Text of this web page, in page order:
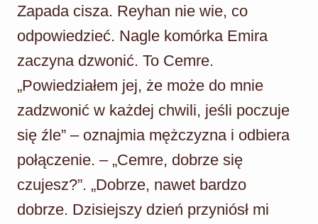
Zapada cisza. Reyhan nie wie, co
odpowiedzieć. Nagle komórka Emira
zaczyna dzwonić. To Cemre.
„Powiedziałem jej, że może do mnie
zadzwonić w każdej chwili, jeśli poczuje
się źle” – oznajmia mężczyzna i odbiera
połączenie. – „Cemre, dobrze się
czujesz?”. „Dobrze, nawet bardzo
dobrze. Dzisiejszy dzień przyniósł mi